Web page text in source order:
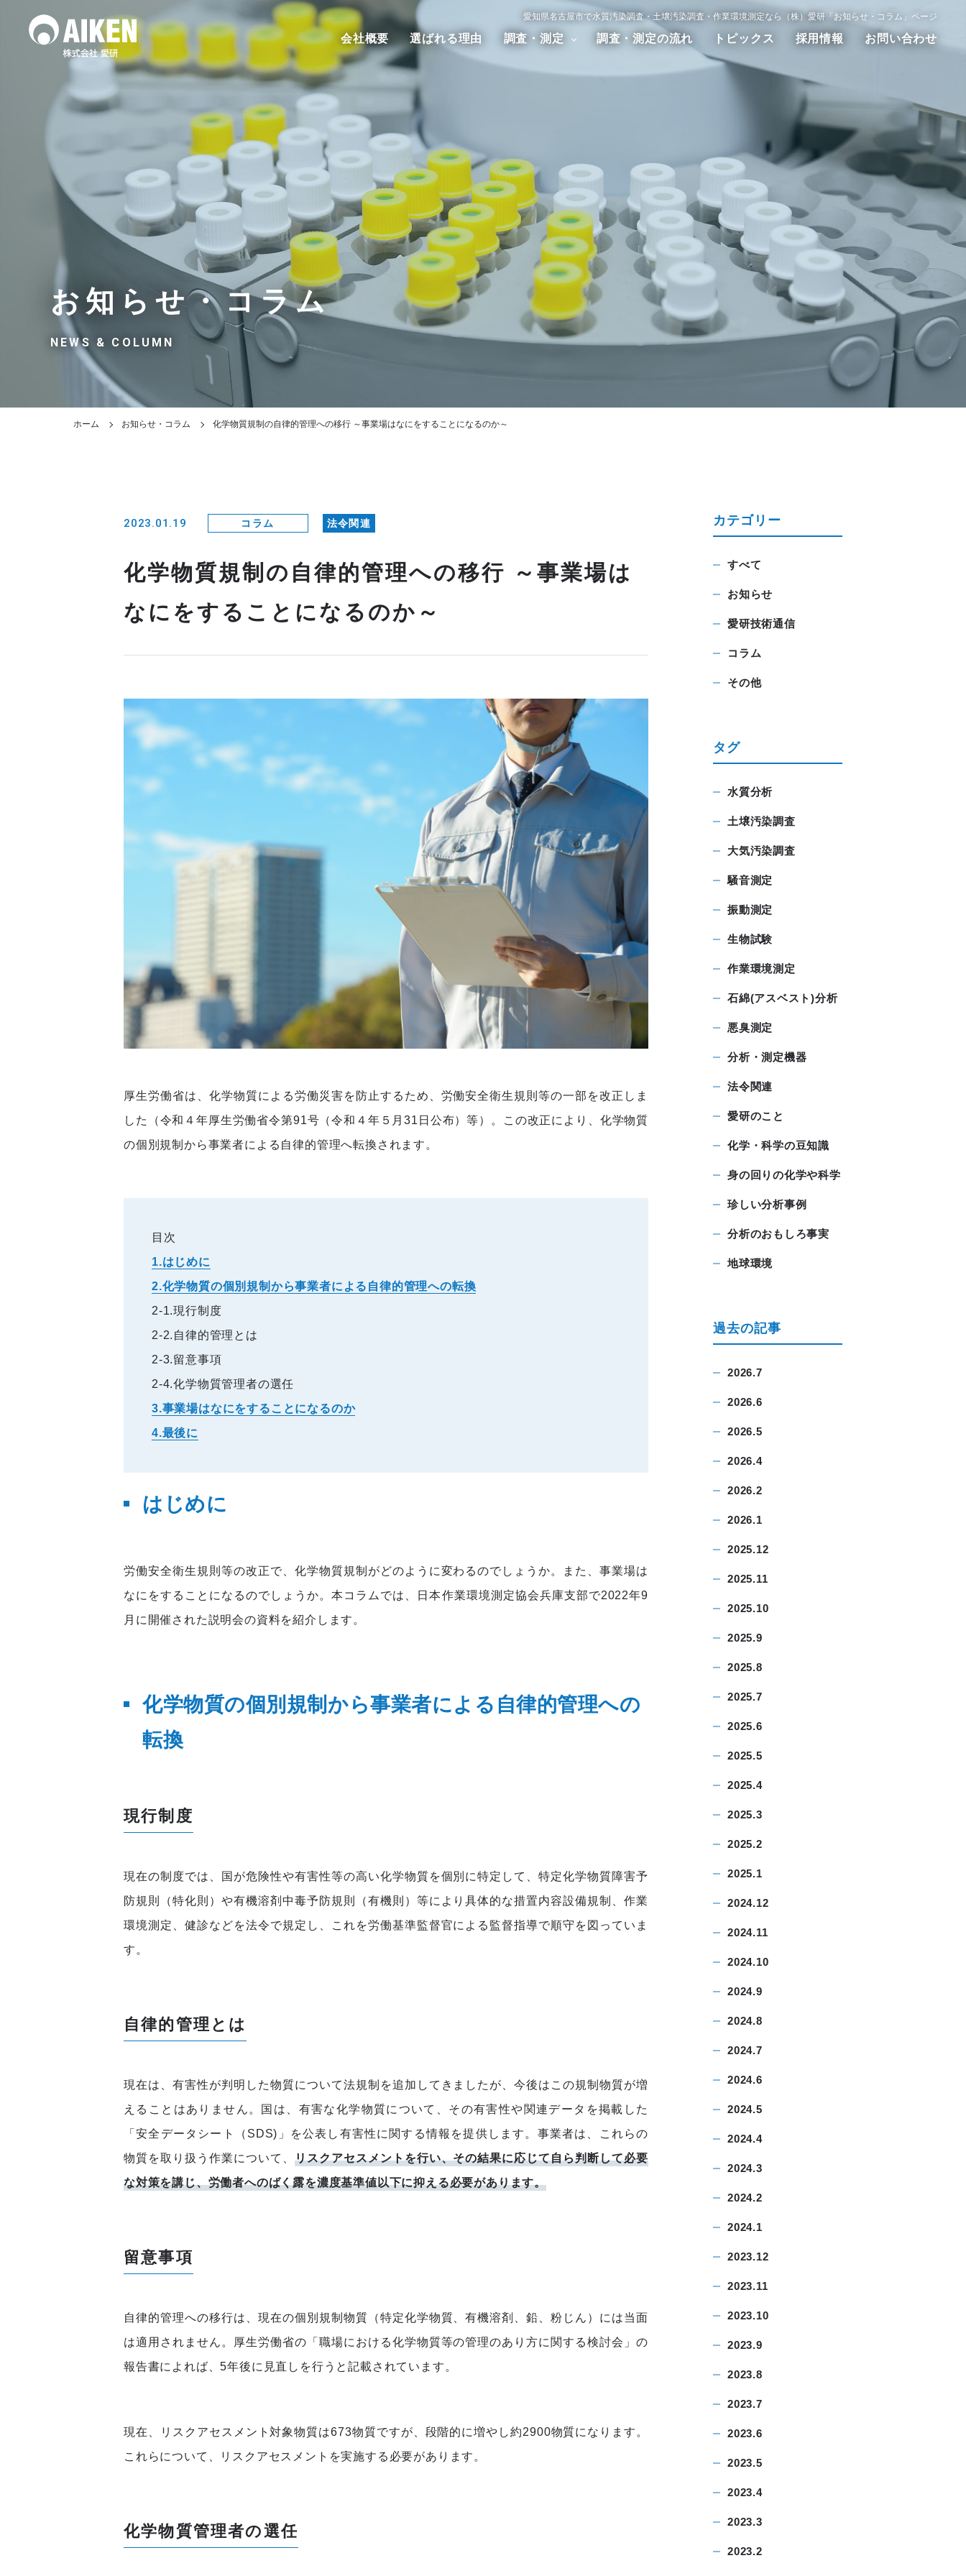
会社概要 選ばれる理由 調査・測定
水質調査 土壌汚染調査
作業環境測定 アスベスト調査 ダイオキシン調査 その他の調査測定
調査・測定の流れ トピックス 採用情報 お問い合わせ
愛知県名古屋市で水質汚染調査・土壌汚染調査・作業環境測定なら（株）愛研「お知らせ・コラム」ページ
お知らせ・コラム
NEWS & COLUMN
ホーム お知らせ・コラム 化学物質規制の自律的管理への移行 ～事業場はなにをすることになるのか～
2023.01.19 コラム 法令関連
化学物質規制の自律的管理への移行 ～事業場は
なにをすることになるのか～
厚生労働省は、化学物質による労働災害を防止するため、労働安全衛生規則等の一部を改正しま
した（令和４年厚生労働省令第91号（令和４年５月31日公布）等）。この改正により、化学物質
の個別規制から事業者による自律的管理へ転換されます。
目次
1.はじめに
2.化学物質の個別規制から事業者による自律的管理への転換
2-1.現行制度
2-2.自律的管理とは
2-3.留意事項
2-4.化学物質管理者の選任
3.事業場はなにをすることになるのか
4.最後に
はじめに
労働安全衛生規則等の改正で、化学物質規制がどのように変わるのでしょうか。また、事業場は
なにをすることになるのでしょうか。本コラムでは、日本作業環境測定協会兵庫支部で2022年9
月に開催された説明会の資料を紹介します。
化学物質の個別規制から事業者による自律的管理への
転換
現行制度
現在の制度では、国が危険性や有害性等の高い化学物質を個別に特定して、特定化学物質障害予
防規則（特化則）や有機溶剤中毒予防規則（有機則）等により具体的な措置内容設備規制、作業
環境測定、健診などを法令で規定し、これを労働基準監督官による監督指導で順守を図っていま
す。
自律的管理とは
現在は、有害性が判明した物質について法規制を追加してきましたが、今後はこの規制物質が増
えることはありません。国は、有害な化学物質について、その有害性や関連データを掲載した
「安全データシート（SDS)」を公表し有害性に関する情報を提供します。事業者は、これらの
物質を取り扱う作業について、 リスクアセスメントを行い、その結果に応じて自ら判断して必要
な対策を講じ、労働者へのばく露を濃度基準値以下に抑える必要があります。
留意事項
自律的管理への移行は、現在の個別規制物質（特定化学物質、有機溶剤、鉛、粉じん）には当面
は適用されません。厚生労働省の「職場における化学物質等の管理のあり方に関する検討会」の
報告書によれば、5年後に見直しを行うと記載されています。
現在、リスクアセスメント対象物質は673物質ですが、段階的に増やし約2900物質になります。
これらについて、リスクアセスメントを実施する必要があります。
化学物質管理者の選任
カテゴリー
すべて
お知らせ
愛研技術通信
コラム
その他
タグ
水質分析
土壌汚染調査
大気汚染調査
騒音測定
振動測定
生物試験
作業環境測定
石綿(アスベスト)分析
悪臭測定
分析・測定機器
法令関連
愛研のこと
化学・科学の豆知識
身の回りの化学や科学
珍しい分析事例
分析のおもしろ事実
地球環境
過去の記事
2026.7
2026.6
2026.5
2026.4
2026.2
2026.1
2025.12
2025.11
2025.10
2025.9
2025.8
2025.7
2025.6
2025.5
2025.4
2025.3
2025.2
2025.1
2024.12
2024.11
2024.10
2024.9
2024.8
2024.7
2024.6
2024.5
2024.4
2024.3
2024.2
2024.1
2023.12
2023.11
2023.10
2023.9
2023.8
2023.7
2023.6
2023.5
2023.4
2023.3
2023.2